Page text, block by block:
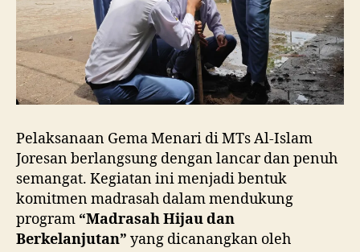
Pelaksanaan Gema Menari di MTs Al-Islam
Joresan berlangsung dengan lancar dan penuh
semangat. Kegiatan ini menjadi bentuk
komitmen madrasah dalam mendukung
program “Madrasah Hijau dan
Berkelanjutan” yang dicanangkan oleh